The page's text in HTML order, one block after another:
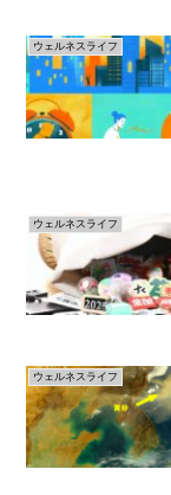
ウェルネスライフ
ウェルネスライフ
ウェルネスライフ